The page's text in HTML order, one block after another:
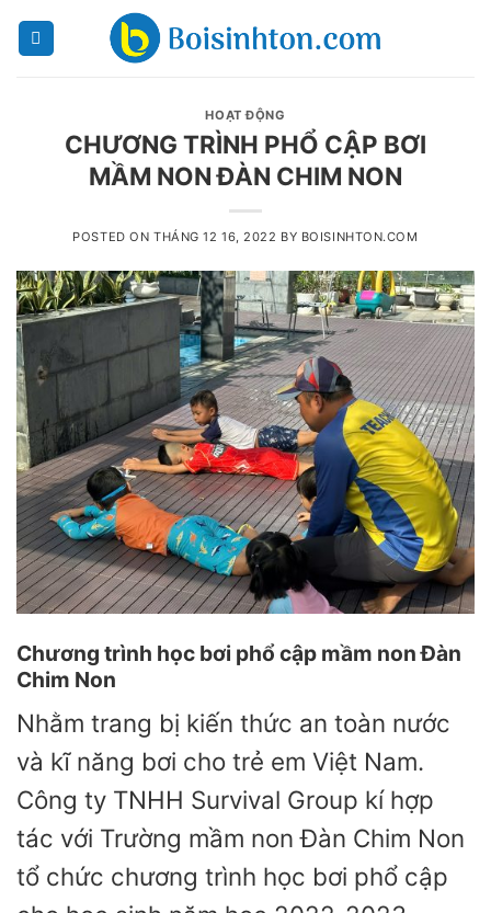
HOẠT ĐỘNG
CHƯƠNG TRÌNH PHỔ CẬP BƠI
MẦM NON ĐÀN CHIM NON
POSTED ON THÁNG 12 16, 2022 BY BOISINHTON.COM
Chương trình học bơi phổ cập mầm non Đàn
Chim Non
Nhằm trang bị kiến thức an toàn nước
và kĩ năng bơi cho trẻ em Việt Nam.
Công ty TNHH Survival Group kí hợp
tác với Trường mầm non Đàn Chim Non
tổ chức chương trình học bơi phổ cập